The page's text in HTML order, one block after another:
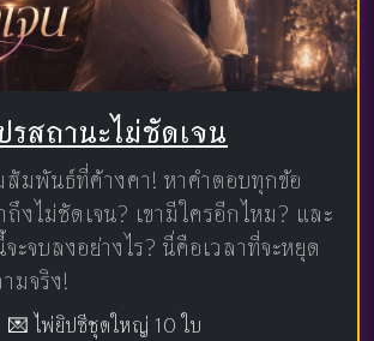
รสถานะไม่ชัดเจน
สัมพันธ์ที่ค้างคา! หาคำตอบทุกข้อ
ถึงไม่ชัดเจน? เขามีใครอีกไหม? และ
จบลงอย่างไร? นี่คือเวลาที่จะหยุด
มจริง!
💌 ไพ่ยิปซีชุดใหญ่ 10 ใบ